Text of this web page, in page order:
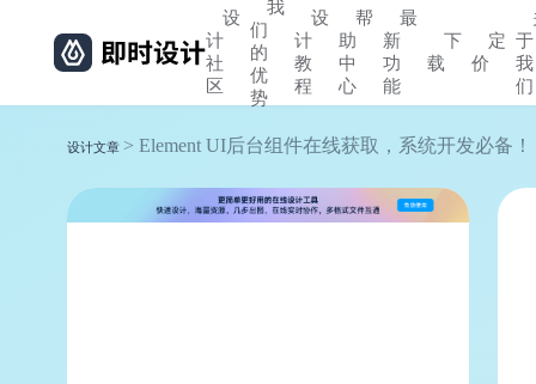
设
计
社
区
我
们
的
优
势
设
计
教
程
帮
助
中
心
最
新
功
能
下
载
定
价
于
我
们
设计文章 > Element UI后台组件在线获取，系统开发必备！